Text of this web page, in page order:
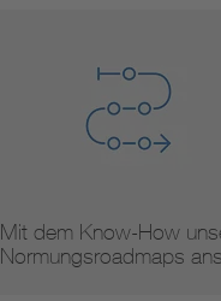
Mit dem Know-How
Normungsroadmaps